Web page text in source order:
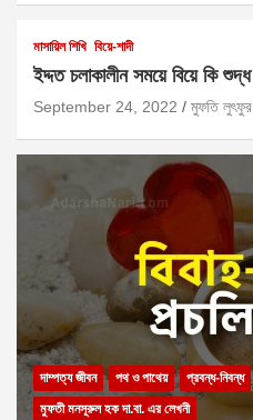
মাসায়িল শিখি বিয়ে-শাদী
ইদ্দত চলাকালীন সময়ে বিয়ে কি
September 24, 2022 মুফতি লুৎফুর
দাম্পত্য জীবন পথ ও পাথেয় প্রবন্ধ-নিবন্ধ
মুফতী মনসূরুল হক দা.বা. এর লেখনী